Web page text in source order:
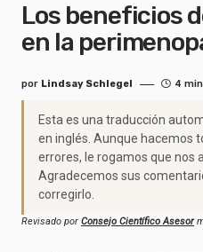
Los beneficios
en la
por Lindsay Schlegel 4
Esta es una traducción
en inglés. Aunque hacemos
errores, le rogamos que nos
Agradecemos sus
corregirlo.
Revisado por Consejo Científico Asesor